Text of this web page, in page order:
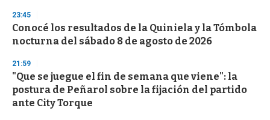
s
e
c
o
d
s
23:45
Conocé los resultados de la Quiniela y la Tómbola
nocturna del sábado 8 de agosto de 2026
21:59
"Que se juegue el fin de semana que viene": la
postura de Peñarol sobre la fijación del partido
ante City Torque